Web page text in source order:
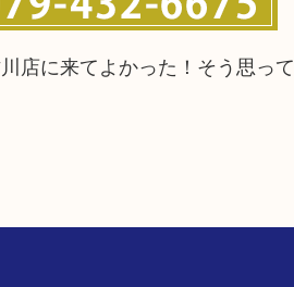
店に来てよかった！そう思っ